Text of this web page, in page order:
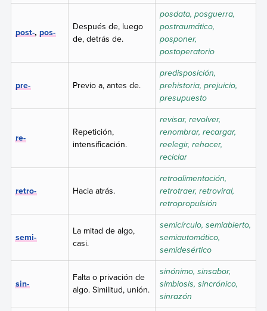
post-,pos-
Después de, luego
de, detrás de.
posdata, posguerra,
postraumático,
posponer,
postoperatorio
pre- Previo a, antes de.
predisposición,
prehistoria, prejuicio,
presupuesto
re-
Repetición,
intensificación.
revisar, revolver,
renombrar, recargar,
reelegir, rehacer,
reciclar
retro- Hacia atrás.
retroalimentación,
retrotraer, retroviral,
retropropulsión
semi-
La mitad de algo,
casi.
semicírculo, semiabierto,
semiautomático,
semidesértico
sin-
Falta o privación de
algo. Similitud, unión.
sinónimo, sinsabor,
simbiosis, sincrónico,
sinrazón